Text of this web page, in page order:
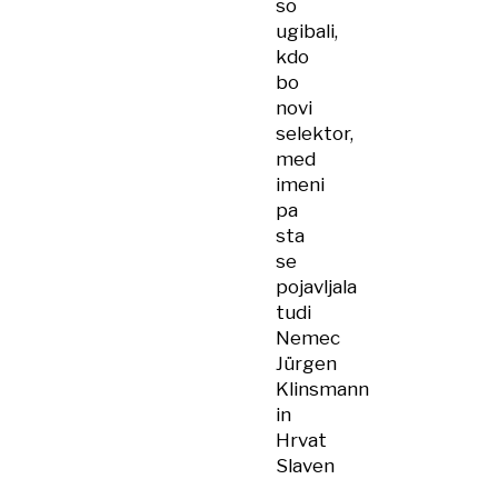
so
ugibali,
kdo
bo
novi
selektor,
med
imeni
pa
sta
se
pojavljala
tudi
Nemec
Jürgen
Klinsmann
in
Hrvat
Slaven